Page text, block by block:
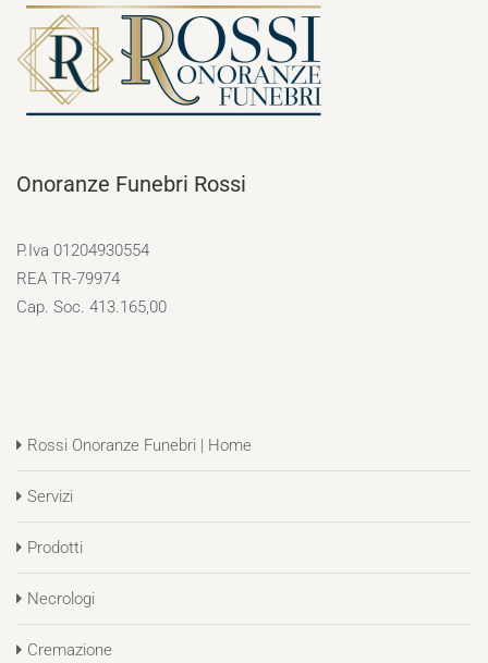
Onoranze Funebri Rossi
P.Iva 01204930554
REA TR-79974
Cap. Soc. 413.165,00
Rossi Onoranze Funebri | Home
Servizi
Prodotti
Necrologi
Cremazione